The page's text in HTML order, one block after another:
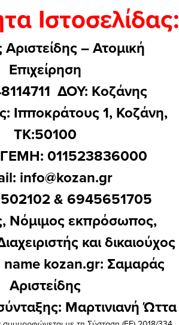
Ιστοσελίδας:
– Ατομική
Επιχείρηση
ΔΟΥ: Kοζάνης
Ιπποκράτους 1, Κοζάνη,
ΤΚ:50100
011523836000
info@kozan.gr
& 6945651705
Νόμιμος εκπρόσωπος,
και δικαιούχος
kozan.gr: Σαμαράς
Αριστείδης
Μαρτινιανή Ώττα